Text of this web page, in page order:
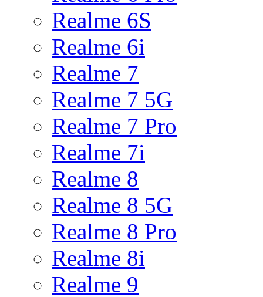
Realme 6S
Realme 6i
Realme 7
Realme 7 5G
Realme 7 Pro
Realme 7i
Realme 8
Realme 8 5G
Realme 8 Pro
Realme 8i
Realme 9